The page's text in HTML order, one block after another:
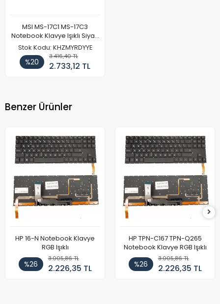
MSI MS-17C1 MS-17C3
Notebook Klavye Işıklı Siyah
Işıklı Kırmızı
Stok Kodu: KHZMYRDYYE
%20
3.416,40 TL
2.733,12 TL
Benzer Ürünler
HP 16-N Notebook Klavye
RGB Işıklı
%26
3.005,86 TL
2.226,35 TL
HP TPN-C167 TPN-Q265
Notebook Klavye RGB Işıklı
%26
3.005,86 TL
2.226,35 TL